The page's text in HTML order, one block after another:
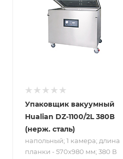
планки - 570x980
Упаковщик вакуумный
Hualian DZ-1100/2L 380В
(нерж. сталь)
напольный; 1 камера; длина
планки - 570x980 мм; 380 В